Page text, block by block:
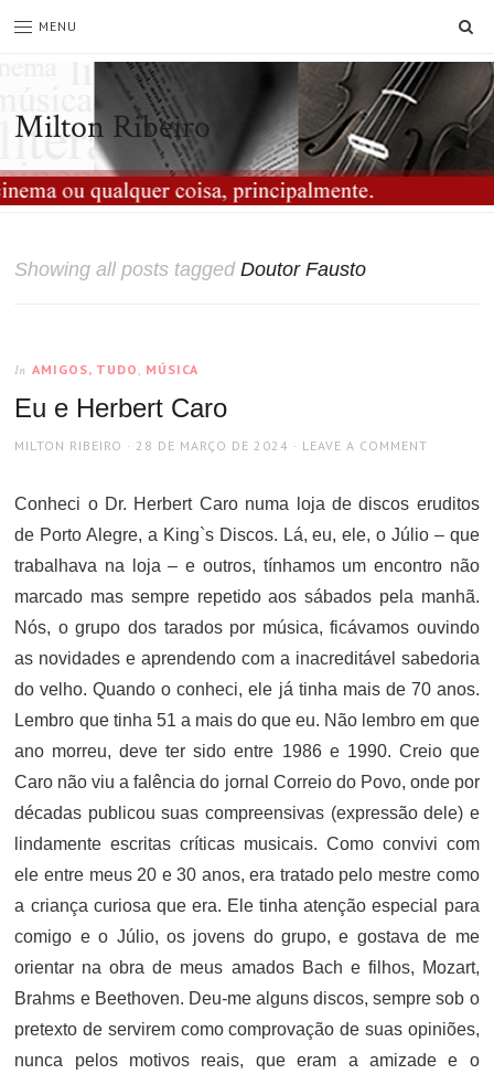
MENU
Milton Ribeiro
Showing all posts taggedDoutor Fausto
In AMIGOS, TUDO , MÚSICA
Eu e Herbert Caro
AUTHOR
MILTON RIBEIRO
POSTED
28 DE MARÇO DE 2024 LEAVE A COMMENT
Conheci o Dr. Herbert Caro numa loja de discos eruditos
de Porto Alegre, a King`s Discos. Lá, eu, ele, o Júlio – que
trabalhava na loja – e outros, tínhamos um encontro não
marcado mas sempre repetido aos sábados pela manhã.
Nós, o grupo dos tarados por música, ficávamos ouvindo
as novidades e aprendendo com a inacreditável sabedoria
do velho. Quando o conheci, ele já tinha mais de 70 anos.
Lembro que tinha 51 a mais do que eu. Não lembro em que
ano morreu, deve ter sido entre 1986 e 1990. Creio que
Caro não viu a falência do jornal Correio do Povo, onde por
décadas publicou suas compreensivas (expressão dele) e
lindamente escritas críticas musicais. Como convivi com
ele entre meus 20 e 30 anos, era tratado pelo mestre como
a criança curiosa que era. Ele tinha atenção especial para
comigo e o Júlio, os jovens do grupo, e gostava de me
orientar na obra de meus amados Bach e filhos, Mozart,
Brahms e Beethoven. Deu-me alguns discos, sempre sob o
pretexto de servirem como comprovação de suas opiniões,
nunca pelos motivos reais, que eram a amizade e o